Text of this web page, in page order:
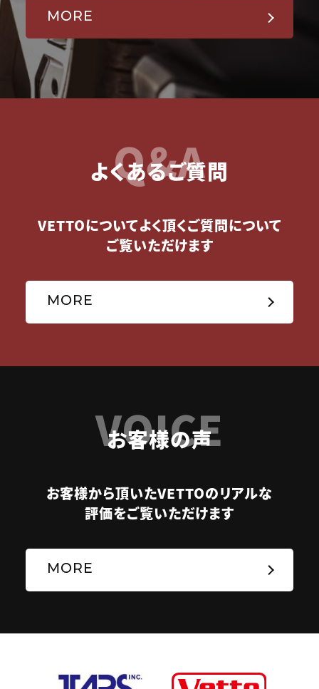
MORE
Q&A
よくあるご質問
VETTOについてよく頂くご質問について
ご覧いただけます
MORE
VOICE
お客様の声
お客様から頂いたVETTOのリアルな
評価をご覧いただけます
MORE